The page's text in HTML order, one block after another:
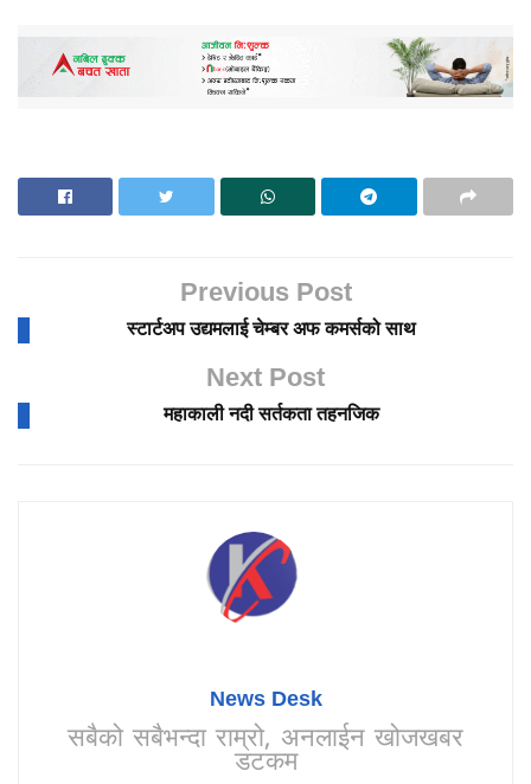
Previous Post
स्टार्टअप उद्यमलाई चेम्बर अफ कमर्सको साथ
Next Post
महाकाली नदी सर्तकता तहनजिक
News Desk
सबैको सबैभन्दा राम्रो, अनलाईन खोजखबर
डटकम